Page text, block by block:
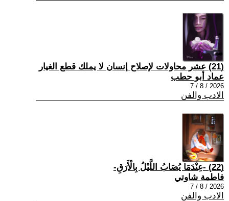
(21) عشر محاولات لإصلاح إنسان لا يملك قطع الغيار
عماد أبو حطب
2026 / 8 / 7
الادب والفن
(22) -عِنْدَمَا يُصَابُ اللَّيْلُ بِالْأَرَقِ-
فاطمة شاوتي
2026 / 8 / 7
الادب والفن